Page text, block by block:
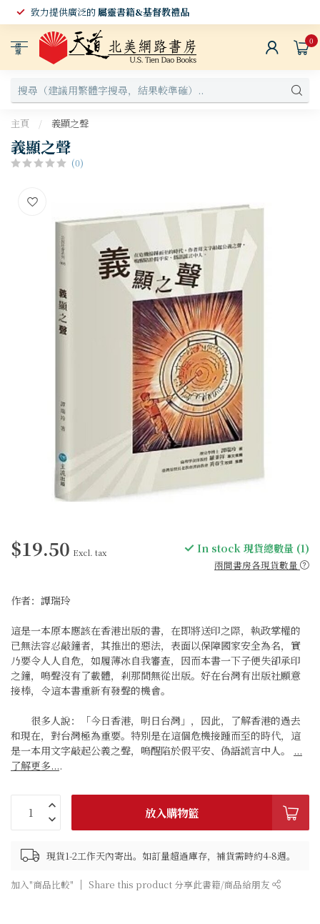
致力提供廣泛的屬靈書籍&基督教禮品
選
單
0
主頁 / 義顯之聲
義顯之聲
(0)
$19.50 Excl. tax In stock 現貨總數量 (1)
兩間書房各現貨數量
作者：譚瑞玲
這是一本原本應該在香港出版的書，在即將送印之際，執政掌權的
已無法容忍敲鐘者，其推出的惡法，表面以保障國家安全為名，實
乃要令人人自危，如履薄冰自我審查，因而本書一下子便失卻承印
之鐘，鳴聲沒有了載體，剎那間無從出版。好在台灣有出版社願意
接棒，令這本書重新有發聲的機會。
很多人說：「今日香港，明日台灣」，因此，了解香港的過去
和現在，對台灣極為重要。特別是在這個危機接踵而至的時代，這
是一本用文字敲起公義之聲，鳴醒陷於假平安、偽語謊言中人。 ...
了解更多....
放入購物籃
現貨1-2工作天內寄出。如訂量超過庫存，補貨需時約4-8週。
加入"商品比較" Share this product 分享此書籍/商品給朋友